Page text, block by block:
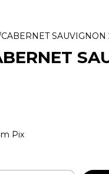
SAUVIGNON
Pix